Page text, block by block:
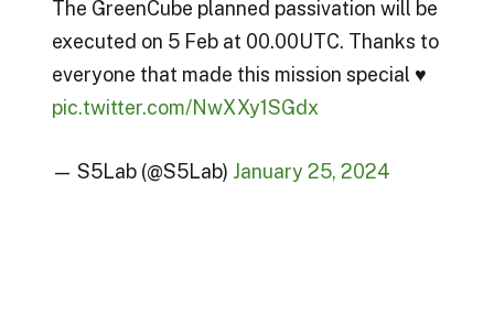
The GreenCube planned passivation will be
executed on 5 Feb at 00.00UTC. Thanks to
everyone that made this mission special ♥️
pic.twitter.com/NwXXy1SGdx
— S5Lab (@S5Lab) January 25, 2024